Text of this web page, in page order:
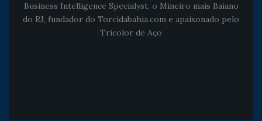
Business Intelligence Specialyst, o Mineiro mais Baiano
do RJ, fundador do Torcidabahia.com e apaixonado pelo
Tricolor de Aço